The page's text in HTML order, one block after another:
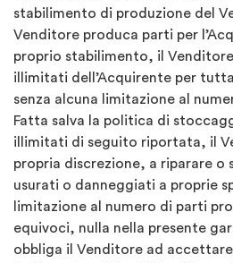
stabilimento di produzione del
Venditore produca parti per
proprio stabilimento, il
illimitati dell’Acquirente per
senza alcuna limitazione al
Fatta salva la politica di
illimitati di seguito riportata, il
propria discrezione, a riparare o
usurati o danneggiati a proprie
limitazione al numero di parti
equivoci, nulla nella presente
obbliga il Venditore ad